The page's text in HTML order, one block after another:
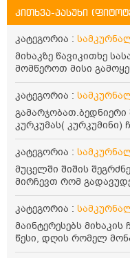
კითხვა-პასუხი
კატეგორია :
მიხაკზე წავიკითხე
მომწეროთ მისი
მიხაკის ჩაი. ასევე
ოდნავ დაბალი და
კატეგორია :
კურკუმას( კურკუმინი)
წესი. მაინტერესებდა
კურკუმას გააჩნია
უნდა მივიღოთო
ეფექტურობის მიზნით.
როგორ მივიღო
შემდეგ? თბილი წყალი
წავიკითხე რომ
წყალს, ის
წავიკითხე რომ თუ არ
კატეგორია :
მუცელში შიშის
მირჩევთ რომ
კატეგორია :
მაინტერესებს
წესი, დღის რომელ
არის სასარგებლო და